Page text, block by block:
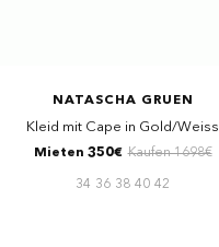
NATASCHA GRUEN
Kleid mit Cape in Gold/Weiss
Mieten 350€ Kaufen 1698€
34 36 38 40 42